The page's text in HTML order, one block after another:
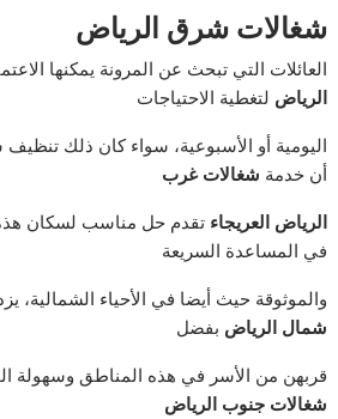
شغالات شرق الرياض
العائلات التي تبحث عن المرونة يمكنها
الرياض لتغطية الاحتياجات
اليومية أو الأسبوعية، سواء كان ذلك
أن خدمة شغالات غرب
الرياض العريجاء تقدم حل مناسب لسكان
في المساعدة السريعة
والموثوقة حيث أيضا في الأحياء الشمالية،
شمال الرياض بفضل
قربهن من الأسر في هذه المناطق وسهولة
شغالات جنوب الرياض